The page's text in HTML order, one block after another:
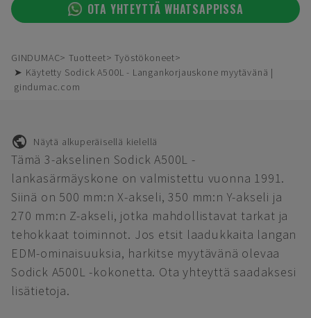
OTA YHTEYTTÄ WHATSAPPISSA
GINDUMAC Tuotteet
Työstökoneet
➤ Käytetty Sodick A500L - Langankorjauskone myytävänä |
gindumac.com
Näytä alkuperäisellä kielellä
Tämä 3-akselinen Sodick A500L -
lankasärmäyskone on valmistettu vuonna 1991.
Siinä on 500 mm:n X-akseli, 350 mm:n Y-akseli ja
270 mm:n Z-akseli, jotka mahdollistavat tarkat ja
tehokkaat toiminnot. Jos etsit laadukkaita langan
EDM-ominaisuuksia, harkitse myytävänä olevaa
Sodick A500L -kokonetta. Ota yhteyttä saadaksesi
lisätietoja.